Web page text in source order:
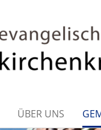
ÜBER UNS